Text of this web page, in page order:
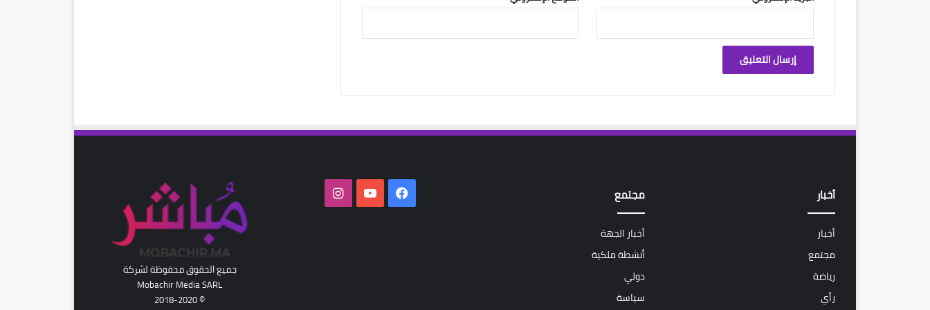
أخبار
أخبار
مجتمع
رياضة
رأي
مجتمع
أخبار الجهة
أنشطة ملكية
دولي
سياسة
فيسبوك‫YouTubeانستقرام
جميع الحقوق محفوظة لشركة
Mobachir Media SARL
© 2018-2020